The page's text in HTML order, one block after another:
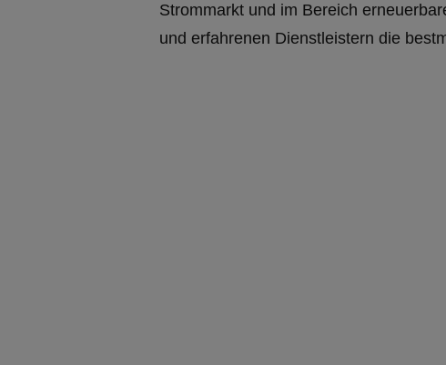
Strommarkt und im Bereich
und erfahrenen Dienstleistern die